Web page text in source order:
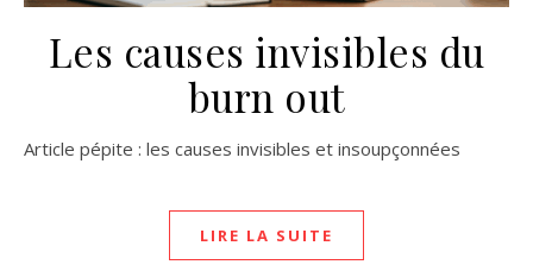
Les causes invisibles du
burn out
Article pépite : les causes invisibles et insoupçonnées
LIRE LA SUITE